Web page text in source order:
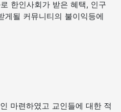
한인사회가 받은 혜택, 인구
게될 커뮤니티의 불이익등에
마련하였고 교인들에 대한 적